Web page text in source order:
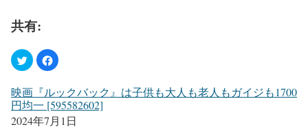
共有:
映画『ルックバック』は子供も大人も老人もガイジも1700
円均一 [595582602]
2024年7月1日